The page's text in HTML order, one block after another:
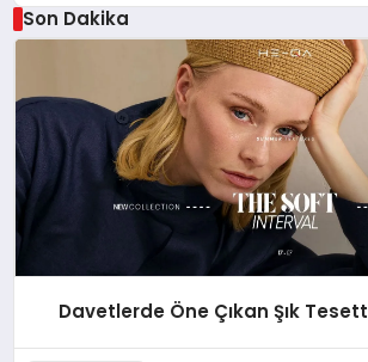
Son Dakika
Davetlerde Öne Çıkan Şık